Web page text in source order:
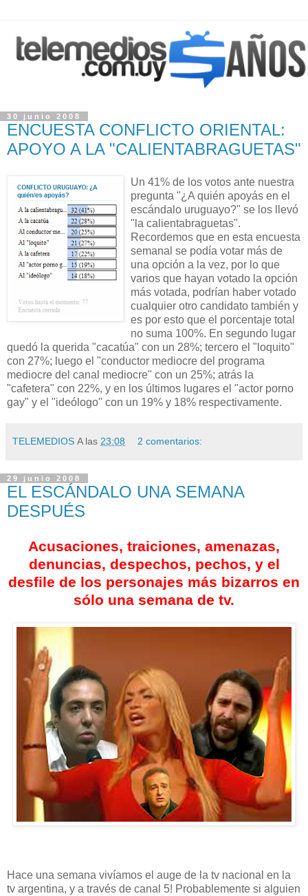
30 junio 2008
ENCUESTA CONFLICTO ORIENTAL:
APOYO A LA "CALIENTABRAGUETAS"
Un 41% de los votos ante nuestra
pregunta "¿A quién apoyás en el
escándalo uruguayo?" se los llevó
"la calientabraguetas".
Recordemos que en esta encuesta
semanal se podía votar más de
una opción a la vez, por lo que
varios que hayan votado la opción
más votada, podrían haber votado
cualquier otro candidato también y
es por esto que el porcentaje total
no suma 100%. En segundo lugar
quedó la querida "cacatúa" con un 28%; tercero el "loquito"
con 27%; luego el "conductor mediocre del programa
mediocre del canal mediocre" con un 25%; atrás la
"cafetera" con 22%, y en los últimos lugares el "actor porno
gay" y el "ideólogo" con un 19% y 18% respectivamente.
TELEMEDIOS A las 23:08 2 comentarios:
29 junio 2008
EL ESCÁNDALO UNA SEMANA
DESPUÉS
Acusaciones, traiciones, amenazas,
denuncias, despechos, pechos, y el
desfile de los personajes más bizarros en
sólo una semana de tv.
Hace una semana vivíamos el auge de la tv nacional en la
tv argentina, y a través de canal 5! Probablemente si alguien